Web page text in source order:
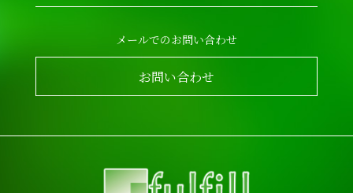
メールでのお問い合わせ
お問い合わせ